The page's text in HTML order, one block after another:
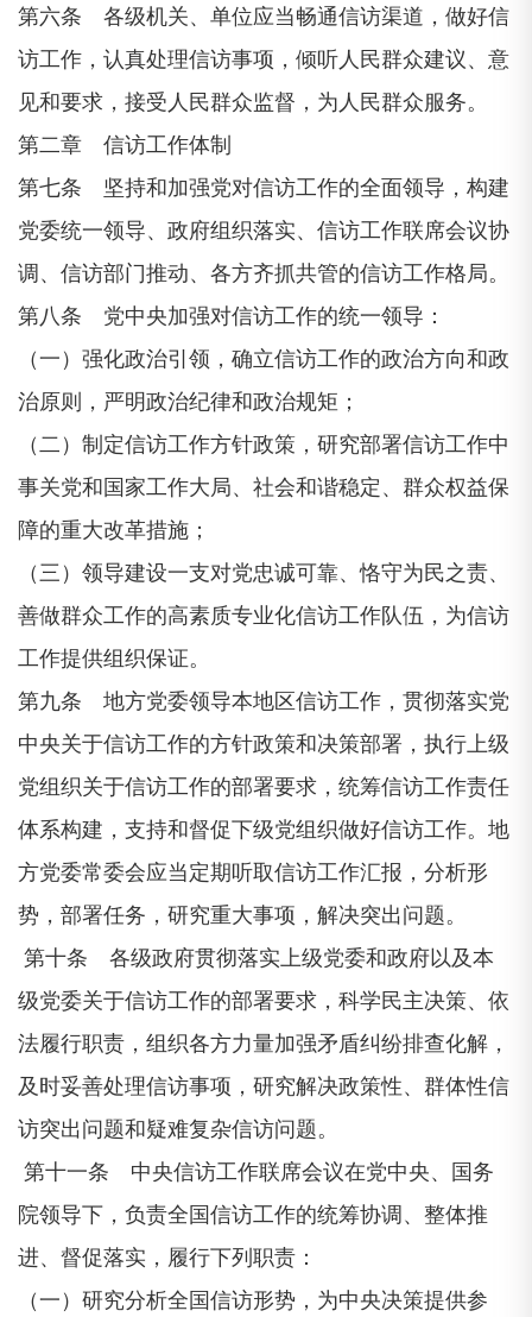
第六条 各级机关、单位应当畅通信访渠道，做好信
访工作，认真处理信访事项，倾听人民群众建议、意
见和要求，接受人民群众监督，为人民群众服务。
第二章 信访工作体制
第七条 坚持和加强党对信访工作的全面领导，构建
党委统一领导、政府组织落实、信访工作联席会议协
调、信访部门推动、各方齐抓共管的信访工作格局。
第八条 党中央加强对信访工作的统一领导：
（一）强化政治引领，确立信访工作的政治方向和政
治原则，严明政治纪律和政治规矩；
（二）制定信访工作方针政策，研究部署信访工作中
事关党和国家工作大局、社会和谐稳定、群众权益保
障的重大改革措施；
（三）领导建设一支对党忠诚可靠、恪守为民之责、
善做群众工作的高素质专业化信访工作队伍，为信访
工作提供组织保证。
第九条 地方党委领导本地区信访工作，贯彻落实党
中央关于信访工作的方针政策和决策部署，执行上级
党组织关于信访工作的部署要求，统筹信访工作责任
体系构建，支持和督促下级党组织做好信访工作。地
方党委常委会应当定期听取信访工作汇报，分析形
势，部署任务，研究重大事项，解决突出问题。
第十条 各级政府贯彻落实上级党委和政府以及本
级党委关于信访工作的部署要求，科学民主决策、依
法履行职责，组织各方力量加强矛盾纠纷排查化解，
及时妥善处理信访事项，研究解决政策性、群体性信
访突出问题和疑难复杂信访问题。
第十一条 中央信访工作联席会议在党中央、国务
院领导下，负责全国信访工作的统筹协调、整体推
进、督促落实，履行下列职责：
（一）研究分析全国信访形势，为中央决策提供参